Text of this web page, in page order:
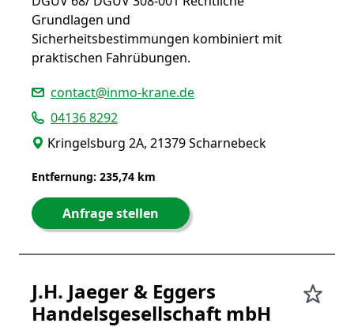
Grundlagen und
Sicherheitsbestimmungen kombiniert mit
praktischen Fahrübungen.
contact@inmo-krane.de
04136 8292
Kringelsburg 2A, 21379 Scharnebeck
Entfernung: 235,74 km
Anfrage stellen
J.H. Jaeger & Eggers
Handelsgesellschaft mbH